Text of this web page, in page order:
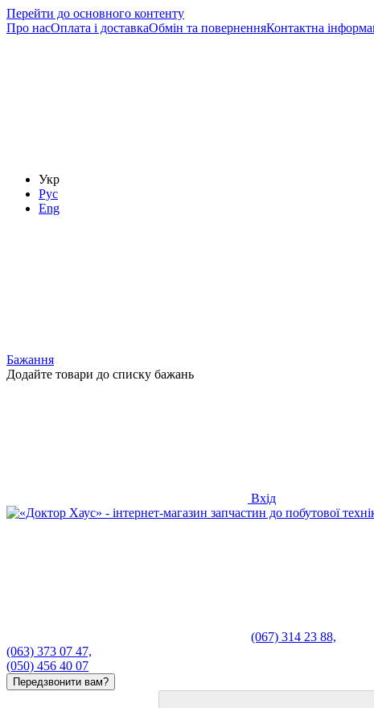
Перейти до основного контенту
Про насОплата і доставкаОбмін та поверненняКонтактна
Укр
Рус
Eng
Бажання
Додайте товари до списку бажань
Вхід
(067) 314 23 88,
(063) 373 07 47,
(050) 456 40 07
Передзвонити вам?